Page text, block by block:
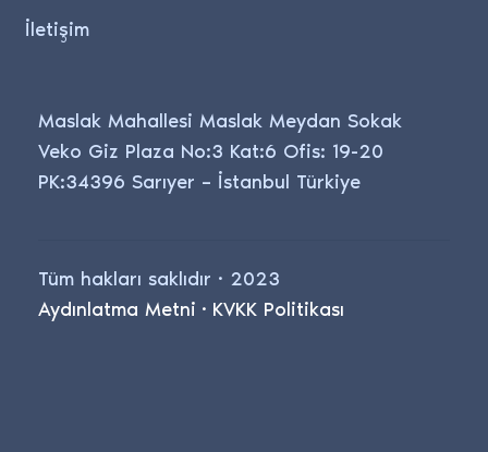
İletişim
Maslak Mahallesi Maslak Meydan Sokak
Veko Giz Plaza No:3 Kat:6 Ofis: 19-20
PK:34396 Sarıyer – İstanbul Türkiye
Tüm hakları saklıdır · 2023
Aydınlatma Metni · KVKK Politikası